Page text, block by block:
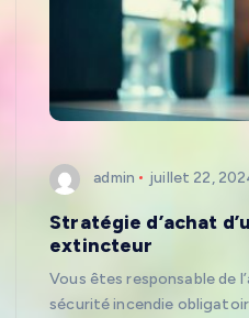
admin juillet 22,
Stratégie d’achat
extincteur
Vous êtes responsable de
sécurité incendie